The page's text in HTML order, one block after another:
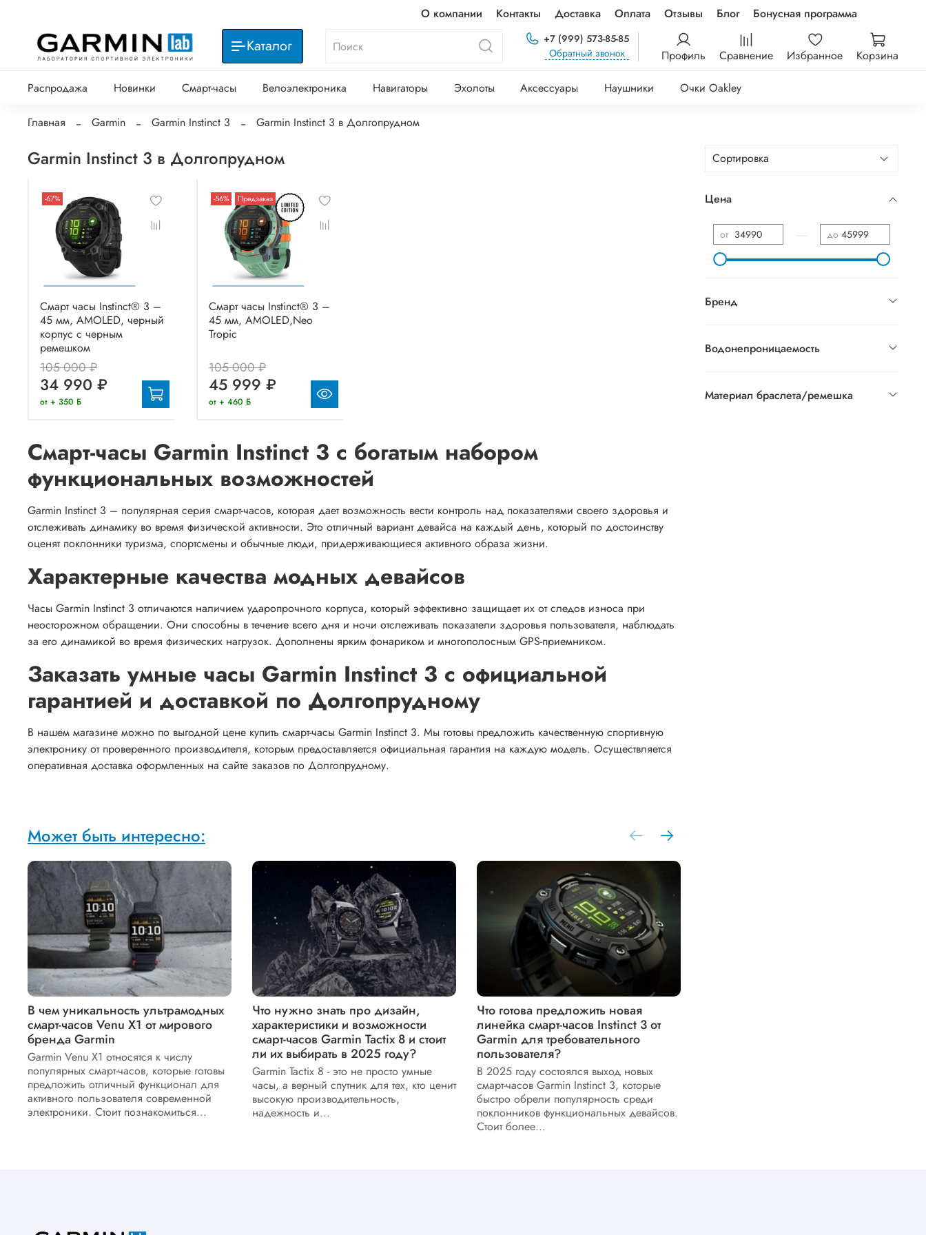
О компании Контакты Доставка Оплата Отзывы Блог Бонусная программа
Каталог
+7 (999) 573-85-85
Обратный звонок
Профиль Сравнение Избранное Корзина
Распродажа Новинки Смарт-часы Велоэлектроника Навигаторы Эхолоты Аксессуары Наушники Очки Oakley
Главная Garmin Garmin Instinct 3 Garmin Instinct 3 в Долгопрудном
Garmin Instinct 3 в Долгопрудном
-67%
Смарт часы Instinct® 3 –
45 мм, AMOLED, черный
корпус с черным
ремешком
105 000 ₽
34 990 ₽
от + 350 Б
-56% Предзаказ
Смарт часы Instinct® 3 –
45 мм, AMOLED,Neo
Tropic
105 000 ₽
45 999 ₽
от + 460 Б
Смарт-часы Garmin Instinct 3 с богатым набором
функциональных возможностей
Garmin Instinct 3 – популярная серия смарт-часов, которая дает возможность вести контроль над показателями своего здоровья и
отслеживать динамику во время физической активности. Это отличный вариант девайса на каждый день, который по достоинству
оценят поклонники туризма, спортсмены и обычные люди, придерживающиеся активного образа жизни.
Характерные качества модных девайсов
Часы Garmin Instinct 3 отличаются наличием ударопрочного корпуса, который эффективно защищает их от следов износа при
неосторожном обращении. Они способны в течение всего дня и ночи отслеживать показатели здоровья пользователя, наблюдать
за его динамикой во время физических нагрузок. Дополнены ярким фонариком и многополосным GPS-приемником.
Заказать умные часы Garmin Instinct 3 с официальной
гарантией и доставкой по Долгопрудному
В нашем магазине можно по выгодной цене купить смарт-часы Garmin Instinct 3. Мы готовы предложить качественную спортивную
электронику от проверенного производителя, которым предоставляется официальная гарантия на каждую модель. Осуществляется
оперативная доставка оформленных на сайте заказов по Долгопрудному.
Может быть интересно:
В чем уникальность ультрамодных
смарт-часов Venu X1 от мирового
бренда Garmin
Garmin Venu X1 относятся к числу
популярных смарт-часов, которые готовы
предложить отличный функционал для
активного пользователя современной
электроники. Стоит познакомиться...
Что нужно знать про дизайн,
характеристики и возможности
смарт-часов Garmin Tactix 8 и стоит
ли их выбирать в 2025 году?
Garmin Tactix 8 - это не просто умные
часы, а верный спутник для тех, кто ценит
высокую производительность,
надежность и...
Что готова предложить новая
линейка смарт-часов Instinct 3 от
Garmin для требовательного
пользователя?
В 2025 году состоялся выход новых
смарт-часов Garmin Instinct 3, которые
быстро обрели популярность среди
поклонников функциональных девайсов.
Стоит более...
Цена
от до
Бренд
Водонепроницаемость
Материал браслета/ремешка